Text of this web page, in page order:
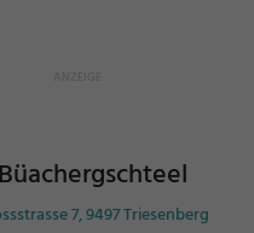
7, 9497 Triesenberg